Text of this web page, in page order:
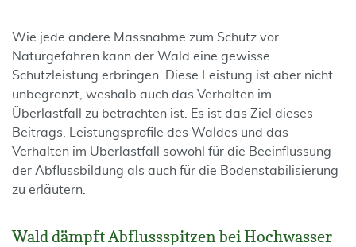
Wie jede andere Massnahme zum Schutz vor
Naturgefahren kann der Wald eine gewisse
Schutzleistung erbringen. Diese Leistung ist aber nicht
unbegrenzt, weshalb auch das Verhalten im
Überlastfall zu betrachten ist. Es ist das Ziel dieses
Beitrags, Leistungsprofile des Waldes und das
Verhalten im Überlastfall sowohl für die Beeinflussung
der Abflussbildung als auch für die Bodenstabilisierung
zu erläutern.
Wald dämpft Abflussspitzen bei Hochwasser